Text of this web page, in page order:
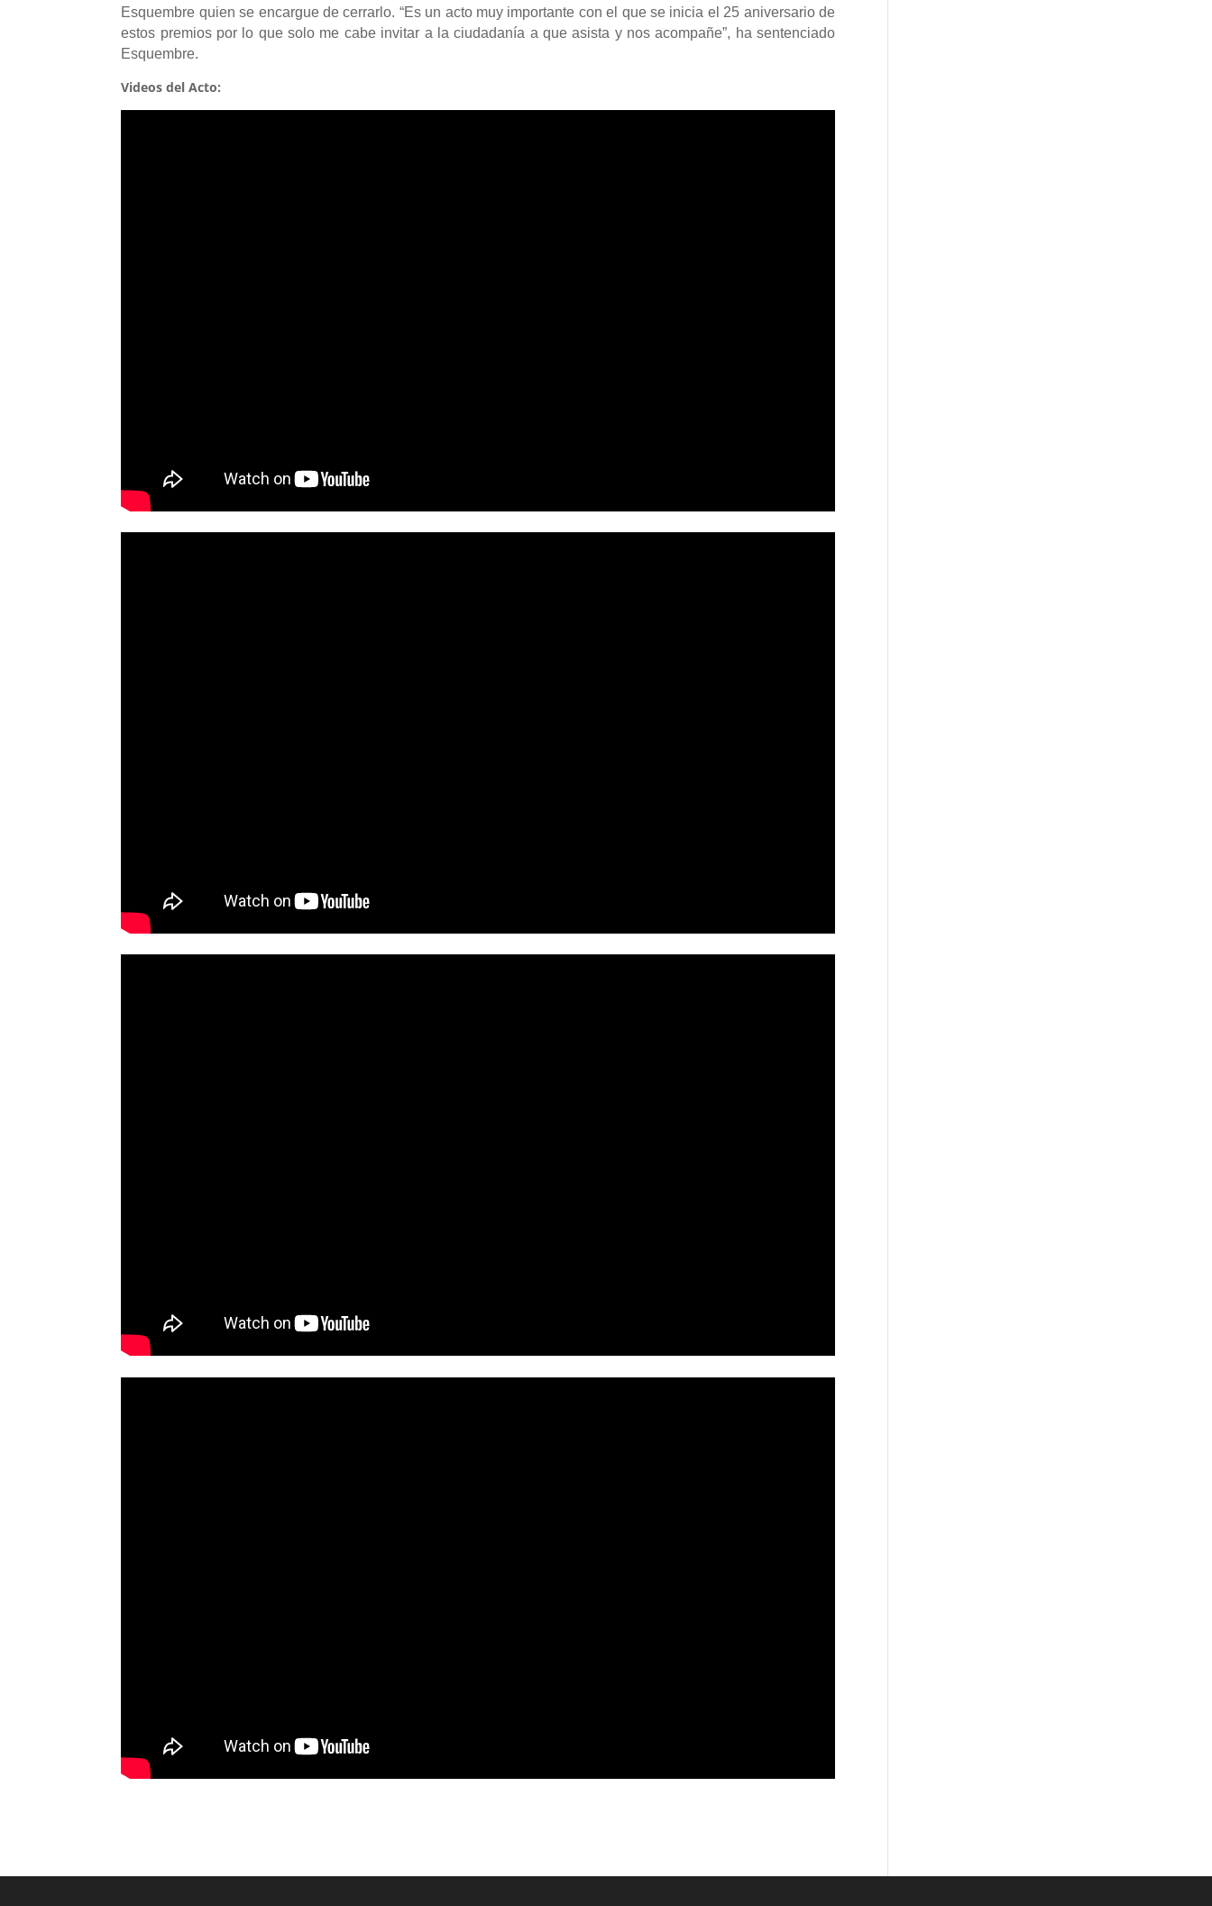
Esquembre quien se encargue de cerrarlo. “Es un acto muy importante con el que se inicia el 25 aniversario de
estos premios por lo que solo me cabe invitar a la ciudadanía a que asista y nos acompañe”, ha sentenciado
Esquembre.
Videos del Acto: